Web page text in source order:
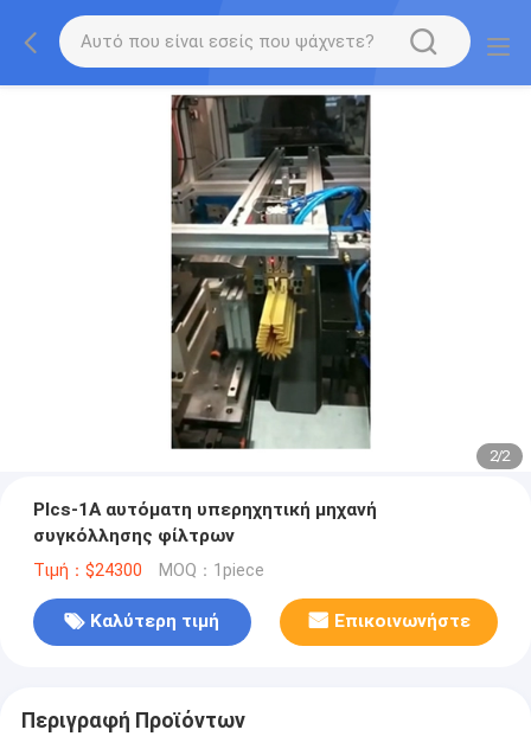
2/2
Plcs-1A αυτόματη υπερηχητική μηχανή
συγκόλλησης φίλτρων
Τιμή：$24300 MOQ：1piece
Καλύτερη τιμή Επικοινωνήστε
Περιγραφή Προϊόντων